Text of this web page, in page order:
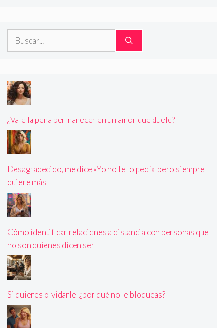
Buscar:
¿Vale la pena permanecer en un amor que duele?
Desagradecido, me dice «Yo no te lo pedí», pero siempre
quiere más
Cómo identificar relaciones a distancia con personas que
no son quienes dicen ser
Si quieres olvidarle, ¿por qué no le bloqueas?